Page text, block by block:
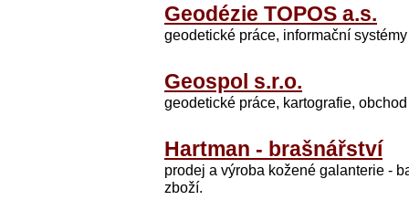
Geodézie TOPOS a.s.
geodetické práce, informační
Geospol s.r.o.
geodetické práce, kartografie,
Hartman - brašnářství
prodej a výroba kožené galanterie -
zboží.